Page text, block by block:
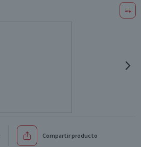
Compartir producto